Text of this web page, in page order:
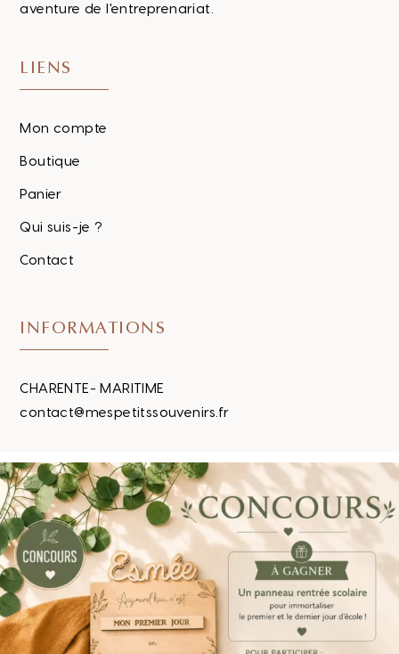
aventure de l'entreprenariat.
LIENS
Mon compte
Boutique
Panier
Qui suis-je ?
Contact
INFORMATIONS
CHARENTE- MARITIME
contact@mespetitssouvenirs.fr